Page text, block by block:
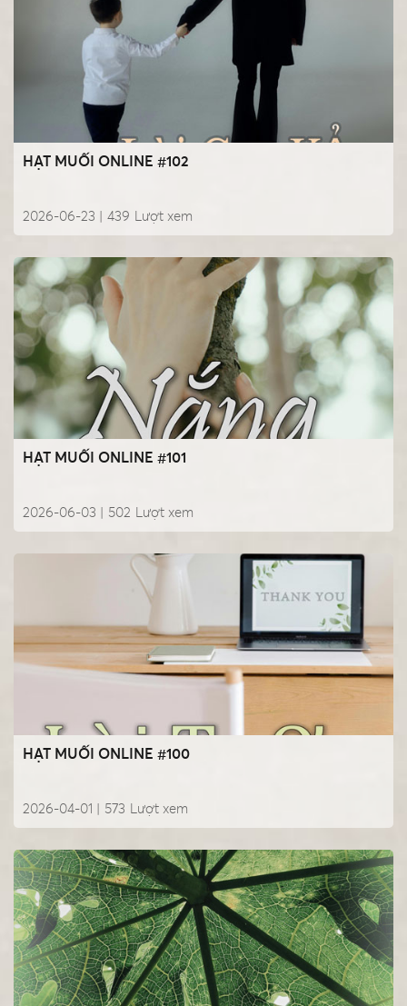
HẠT MUỐI ONLINE #102
2026-06-23 | Lượt xem
439
HẠT MUỐI ONLINE #101
2026-06-03 | Lượt xem
502
HẠT MUỐI ONLINE #100
2026-04-01 | Lượt xem
573